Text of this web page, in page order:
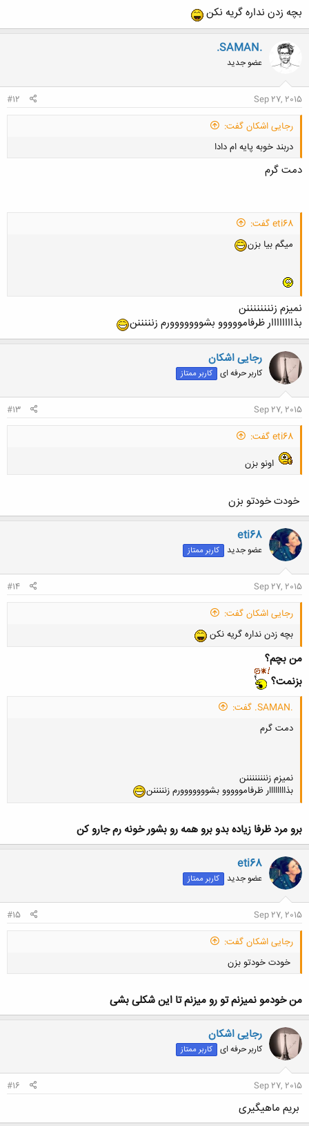
بچه زدن نداره گریه نکن
.SAMAN.
عضو جدید
Sep 27, 2015
#12
رجایی اشکان گفت:
دربند خوبه پایه ام دادا
دمت گرم
eti68 گفت:
میگم بیا بزن
نمیزم زننننننننن
بذاااااااار ظرفامووووو بشووووووورم زنننننن
رجایی اشکان
کاربر حرفه ای کاربر ممتاز
Sep 27, 2015
#13
eti68 گفت:
اونو بزن
کلیک کنید تا باز شود...
خودت خودتو بزن
eti68
عضو جدید کاربر ممتاز
Sep 27, 2015
#14
رجایی اشکان گفت:
بچه زدن نداره گریه نکن
من بچم؟
بزنمت؟
.SAMAN. گفت:
دمت گرم
نمیزم زننننننننن
بذاااااااار ظرفامووووو بشووووووورم زنننننن
برو مرد ظرفا زیاده بدو برو همه رو بشور خونه رم جارو کن
eti68
عضو جدید کاربر ممتاز
Sep 27, 2015
#15
رجایی اشکان گفت:
خودت خودتو بزن
کلیک کنید تا باز شود...
من خودمو نمیزنم تو رو میزنم تا این شکلی بشی
رجایی اشکان
کاربر حرفه ای کاربر ممتاز
Sep 27, 2015
#16
بریم ماهیگیری